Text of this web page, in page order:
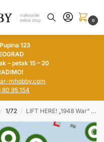
0
123
– petak 15 – 20
mhobby.com
80 95 154
/ 1/72 / LIFT HERE! „1948 War“ Egyptain and Israeli Spitfires, Mk V 1/72